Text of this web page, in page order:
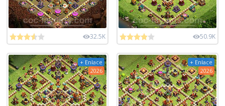
32.5K 50.9K
+ Enlace
2026
+ Enlace
2026